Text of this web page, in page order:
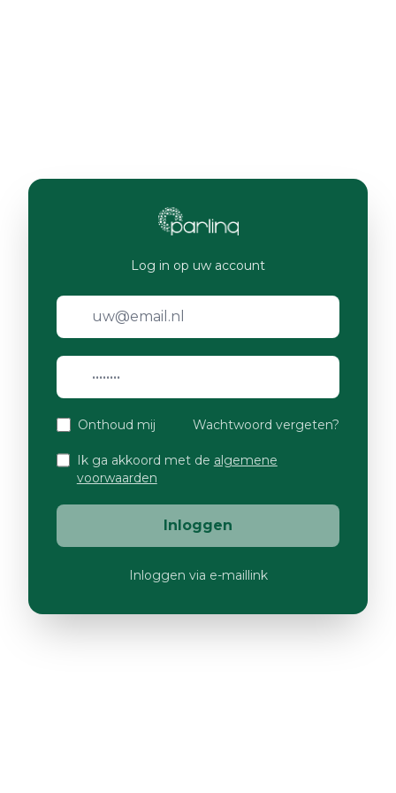
Log in op uw account
Onthoud mij Wachtwoord vergeten?
Ik ga akkoord met de algemene
voorwaarden
Inloggen
Inloggen via e-maillink